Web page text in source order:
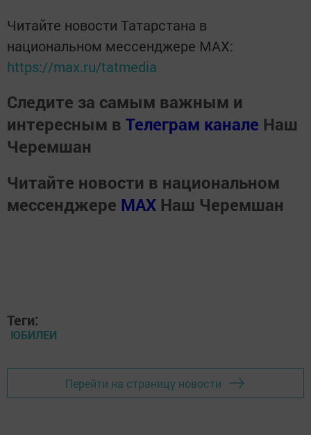
Читайте новости Татарстана в
национальном мессенджере MАХ:
https://max.ru/tatmedia
Следите за самым важным и
интересным в Телеграм канале Наш
Черемшан
Читайте новости в национальном
мессенджере MАХ Наш Черемшан
Теги:
ЮБИЛЕИ
Перейти на страницу новости